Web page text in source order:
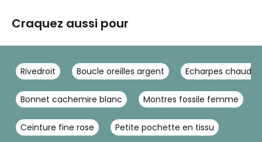
Craquez aussi pour
Rivedroit Boucle oreilles argent Echarpes chaudes
Bonnet cachemire blanc Montres fossile femme
Ceinture fine rose Petite pochette en tissu